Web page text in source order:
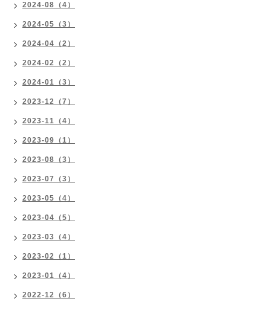
2024-08（4）
2024-05（3）
2024-04（2）
2024-02（2）
2024-01（3）
2023-12（7）
2023-11（4）
2023-09（1）
2023-08（3）
2023-07（3）
2023-05（4）
2023-04（5）
2023-03（4）
2023-02（1）
2023-01（4）
2022-12（6）